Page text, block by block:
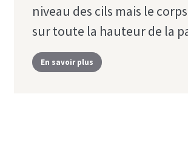
niveau des cils mais le
sur toute la hauteur de la
En savoir plus